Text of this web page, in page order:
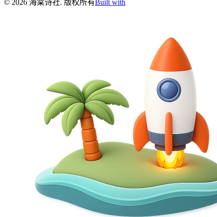
© 2026 海棠诗社. 版权所有 Built with